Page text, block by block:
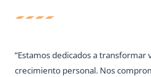
“Estamos dedicados a transformar
crecimiento personal. Nos